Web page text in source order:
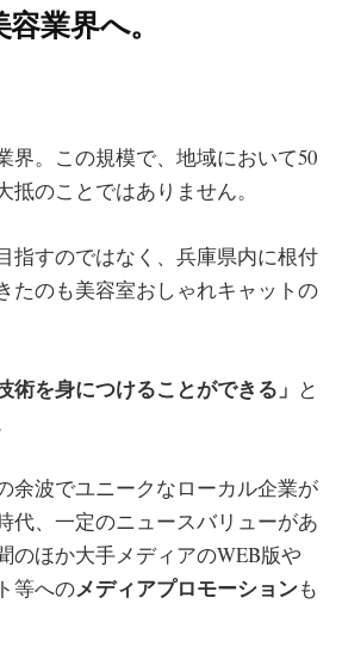
業界へ。
界。この規模で、地域において50
のことではありません。
指すのではなく、兵庫県内に根付
たのも美容室おしゃれキャットの
術を身につけることができる」 と
余波でユニークなローカル企業が
代、一定のニュースバリューがあ
のほか大手メディアのWEB版や
等へのメディアプロモーションも